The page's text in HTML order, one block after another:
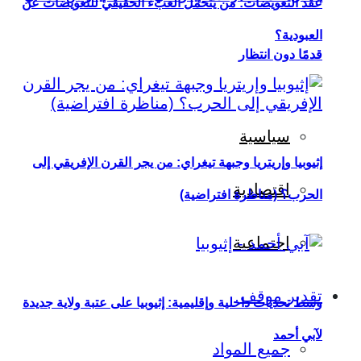
قدمًا دون انتظار
سياسية
اقتصادية
اجتماعية
تقدير موقف
جميع المواد
عقد التعويضات: من يتحمل العبء الحقيقي للتعويضات عن
العبودية؟
إثيوبيا وإريتريا وجبهة تيغراي: من يجر القرن الإفريقي إلى
الحرب؟ (مناظرة افتراضية)
وسط تحديات داخلية وإقليمية: إثيوبيا على عتبة ولاية جديدة
لآبي أحمد